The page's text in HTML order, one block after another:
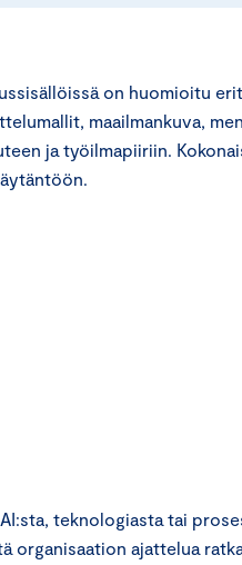
on huomioitu
maailmankuva,
ja työilmapiiriin.
teknologiasta tai
organisaation ajattelua